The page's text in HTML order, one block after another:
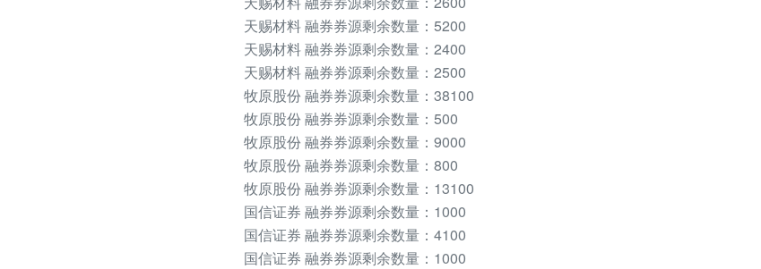
天赐材料 融券券源剩余数量：5200
天赐材料 融券券源剩余数量：2400
天赐材料 融券券源剩余数量：2500
牧原股份 融券券源剩余数量：38100
牧原股份 融券券源剩余数量：500
牧原股份 融券券源剩余数量：9000
牧原股份 融券券源剩余数量：800
牧原股份 融券券源剩余数量：13100
国信证券 融券券源剩余数量：1000
国信证券 融券券源剩余数量：4100
国信证券 融券券源剩余数量：1000